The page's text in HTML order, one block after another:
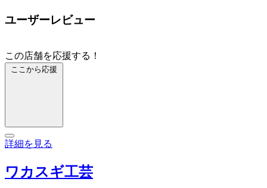
ユーザーレビュー
この店舗を応援する！
ここから応援
詳細を見る
ワカスギ工芸